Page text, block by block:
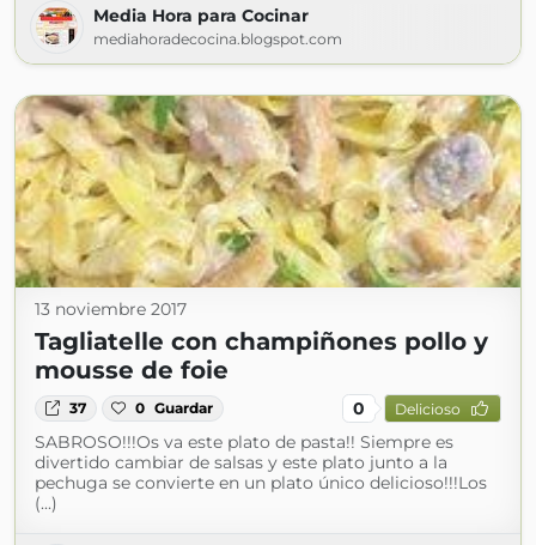
Media Hora para Cocinar
mediahoradecocina.blogspot.com
13 noviembre 2017
Tagliatelle con champiñones pollo y
mousse de foie
37 0 Guardar 0 Delicioso
SABROSO!!!Os va este plato de pasta!! Siempre es
divertido cambiar de salsas y este plato junto a la
pechuga se convierte en un plato único delicioso!!!Los
(...)